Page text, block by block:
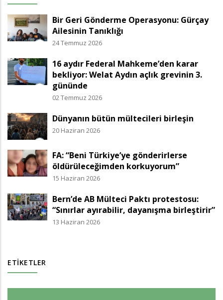
Bir Geri Gönderme Operasyonu: Gürçay
Ailesinin Tanıklığı
24 Temmuz 2026
16 aydır Federal Mahkeme’den karar
bekliyor: Welat Aydın açlık grevinin 3.
gününde
02 Temmuz 2026
Dünyanın bütün mültecileri birleşin
20 Haziran 2026
FA: “Beni Türkiye’ye gönderirlerse
öldürüleceğimden korkuyorum”
15 Haziran 2026
Bern’de AB Mülteci Paktı protestosu:
“Sınırlar ayırabilir, dayanışma birleştirir”
13 Haziran 2026
ETIKETLER